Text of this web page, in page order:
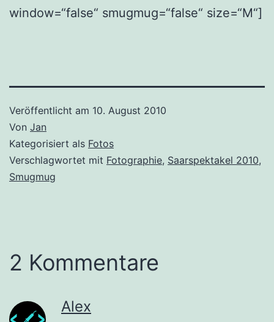
window=“false“ smugmug=“false“ size=“M“]
Veröffentlicht am 10. August 2010
Von Jan
Kategorisiert als Fotos
Verschlagwortet mit Fotographie, Saarspektakel 2010,
Smugmug
2 Kommentare
Alex